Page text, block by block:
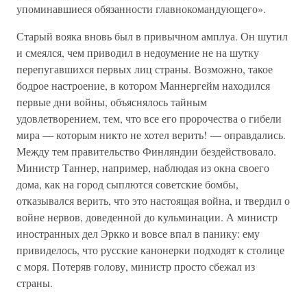
упоминавшиеся обязанности главнокомандующего».
Старый вояка вновь был в привычном амплуа. Он шутил
и смеялся, чем приводил в недоумение не на шутку
перепугавшихся первых лиц страны. Возможно, такое
бодрое настроение, в котором Маннергейм находился
первые дни войны, объяснялось тайным
удовлетворением, тем, что все его пророчества о гибели
мира — которым никто не хотел верить! — оправдались.
Между тем правительство Финляндии бездействовало.
Министр Таннер, например, наблюдая из окна своего
дома, как на город сыплются советские бомбы,
отказывался верить, что это настоящая война, и твердил о
войне нервов, доведенной до кульминации. А министр
иностранных дел Эркко и вовсе впал в панику: ему
привиделось, что русские канонерки подходят к столице
с моря. Потеряв голову, министр просто сбежал из
страны.